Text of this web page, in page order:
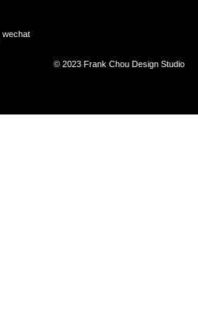
wechat
© 2023 Frank Chou Design Studio